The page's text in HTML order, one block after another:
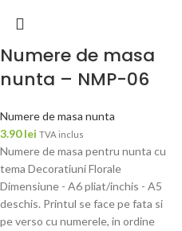
Numere de masa
nunta – NMP-06
Numere de masa nunta
3.90lei TVA inclus
Numere de masa pentru nunta cu
tema Decoratiuni Florale
Dimensiune - A6 pliat/inchis - A5
deschis. Printul se face pe fata si
pe verso cu numerele, in ordine